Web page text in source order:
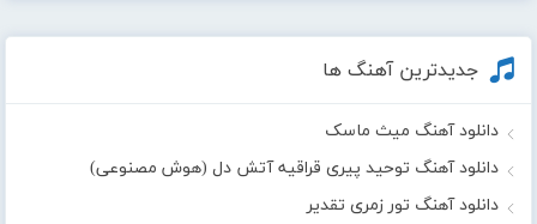
جدیدترین آهنگ ها
دانلود آهنگ میث ماسک
دانلود آهنگ توحید پیری قراقیه آتش دل (هوش مصنوعی)
دانلود آهنگ تور زمری تقدیر